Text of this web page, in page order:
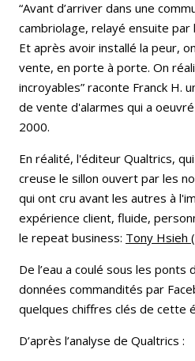
“Avant d’arriver dans une
cambriolage, relayé ensuite par
Et après avoir installé la peur,
vente, en porte à porte. On
incroyables” raconte Franck H.
de vente d'alarmes qui a
2000.
En réalité, l'éditeur Qualtrics,
creuse le sillon ouvert par les
qui ont cru avant les autres à
expérience client, fluide,
le repeat business: Tony Hsieh
De l’eau a coulé sous les ponts
données commandités par
quelques chiffres clés de cette
D’après l’analyse de Qualtrics :